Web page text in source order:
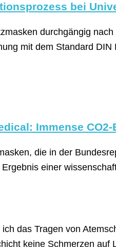
bei
durchgängig
mit dem Standard
Immense
die in der
einer
das Tragen von
keine Schmerzen auf